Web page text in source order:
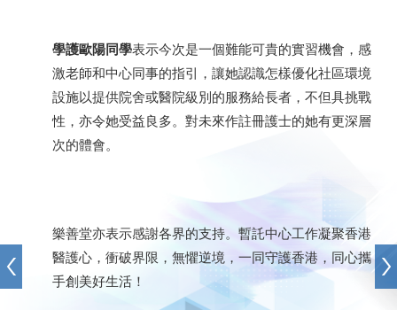
學護歐陽同學表示今次是一個難能可貴的實習機會，感
激老師和中心同事的指引，讓她認識怎樣優化社區環境
設施以提供院舍或醫院級別的服務給長者，不但具挑戰
性，亦令她受益良多。對未來作註冊護士的她有更深層
次的體會。
樂善堂亦表示感謝各界的支持。暫託中心工作凝聚香港
醫護心，衝破界限，無懼逆境，一同守護香港，同心攜
手創美好生活！